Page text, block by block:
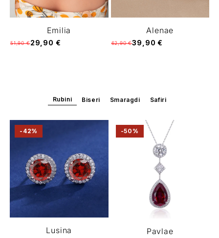
Emilia
51,90 €29,90 €
Alenae
62,90 €39,90 €
Rubini Biseri Smaragdi Safiri
-42%
Lusina
-50%
Pavlae